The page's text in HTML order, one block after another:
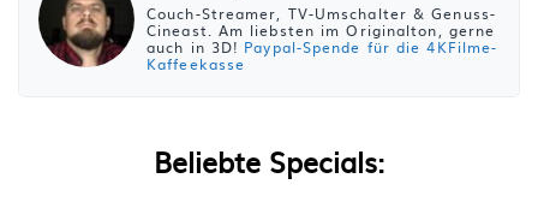
Couch-Streamer, TV-Umschalter & Genuss-
Cineast. Am liebsten im Originalton, gerne
auch in 3D! Paypal-Spende für die 4KFilme-
Kaffeekasse
Beliebte Specials: